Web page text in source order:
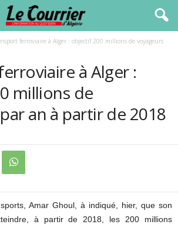
ferroviaire à Alger : objectif 200 millions de voyageurs
à Alger :
millions de
an à partir de 2018
Amar Ghoul, à indiqué, hier, que son
à partir de 2018, les 200 millions